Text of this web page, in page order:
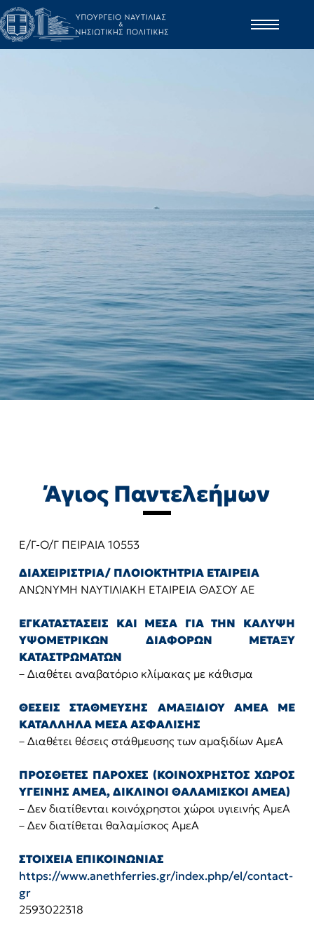
Άγιος Παντελεήμων
Ε/Γ-Ο/Γ ΠΕΙΡΑΙΑ 10553
ΔΙΑΧΕΙΡΙΣΤΡΙΑ/ ΠΛΟΙΟΚΤΗΤΡΙΑ ΕΤΑΙΡΕΙΑ
ΑΝΩΝΥΜΗ ΝΑΥΤΙΛΙΑΚΗ ΕΤΑΙΡΕΙΑ ΘΑΣΟΥ ΑΕ
ΕΓΚΑΤΑΣΤΑΣΕΙΣ ΚΑΙ ΜΕΣΑ ΓΙΑ ΤΗΝ ΚΑΛΥΨΗ
ΥΨΟΜΕΤΡΙΚΩΝ ΔΙΑΦΟΡΩΝ ΜΕΤΑΞΥ
ΚΑΤΑΣΤΡΩΜΑΤΩΝ
– Διαθέτει αναβατόριο κλίμακας με κάθισμα
ΘΕΣΕΙΣ ΣΤΑΘΜΕΥΣΗΣ ΑΜΑΞΙΔΙΟΥ ΑΜΕΑ ΜΕ
ΚΑΤΑΛΛΗΛΑ ΜΕΣΑ ΑΣΦΑΛΙΣΗΣ
– Διαθέτει θέσεις στάθμευσης των αμαξιδίων ΑμεΑ
ΠΡΟΣΘΕΤΕΣ ΠΑΡΟΧΕΣ (ΚΟΙΝΟΧΡΗΣΤΟΣ ΧΩΡΟΣ
ΥΓΕΙΝΗΣ ΑΜΕΑ, ΔΙΚΛΙΝΟΙ ΘΑΛΑΜΙΣΚΟΙ ΑΜΕΑ)
– Δεν διατίθενται κοινόχρηστοι χώροι υγιεινής ΑμεΑ
– Δεν διατίθεται θαλαμίσκος ΑμεΑ
ΣΤΟΙΧΕΙΑ ΕΠΙΚΟΙΝΩΝΙΑΣ
https://www.anethferries.gr/index.php/el/contact-
gr
2593022318